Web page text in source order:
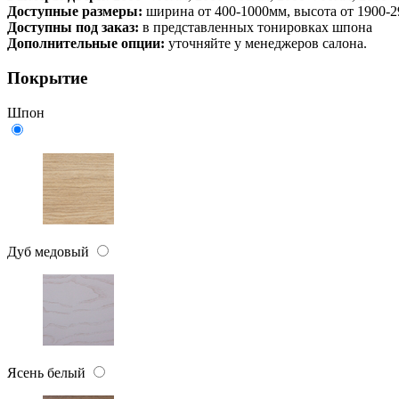
Доступные размеры: ширина от 400-1000мм, высота от 1900-
Доступны под заказ: в представленных тонировках шпона
Дополнительные опции: уточняйте у менеджеров салона.
Покрытие
Шпон
Дуб медовый
Ясень белый